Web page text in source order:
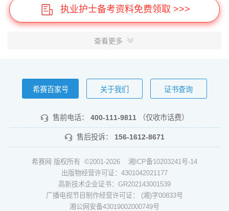
执业护士备考资料免费领取 >>>
查看更多
希赛百家号 关于我们 证书查询
售前电话： 400-111-9811 （仅收市话费）
售后投诉： 156-1612-8671
希赛网 版权所有 ©2001-2026 湘ICP备10203241号-14
出版物经营许可证：4301042021177
高新技术企业证书：GR202143001539
广播电视节目制作经营许可证： (湘)字00833号
湘公网安备43019002000749号